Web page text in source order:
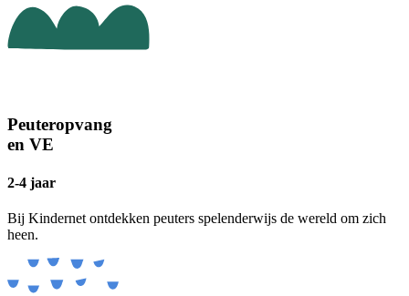
Peuteropvang
en VE
2-4 jaar
Bij Kindernet ontdekken peuters spelenderwijs de wereld om zich
heen.